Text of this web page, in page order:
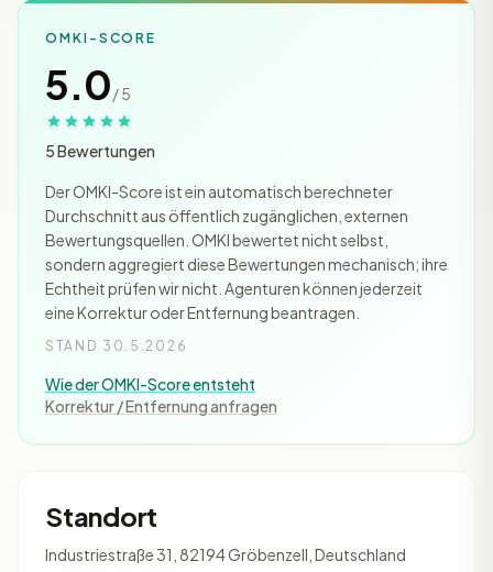
OMKI-SCORE
5.0/ 5
5 Bewertungen
Der OMKI-Score ist ein automatisch berechneter
Durchschnitt aus öffentlich zugänglichen, externen
Bewertungsquellen. OMKI bewertet nicht selbst,
sondern aggregiert diese Bewertungen mechanisch; ihre
Echtheit prüfen wir nicht. Agenturen können jederzeit
eine Korrektur oder Entfernung beantragen.
STAND 30.5.2026
Wie der OMKI-Score entsteht
Korrektur / Entfernung anfragen
Standort
Industriestraße 31, 82194 Gröbenzell, Deutschland